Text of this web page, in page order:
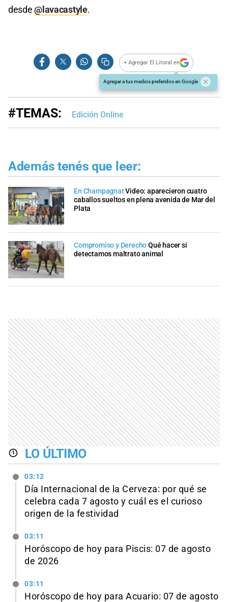
desde@lavacastyle.
+ Agregar El Litoral en
Agregar a tus medios preferidos en Google
#TEMAS: Edición Online
Además tenés que leer:
En ChampagnatVideo: aparecieron cuatro
caballos sueltos en plena avenida de Mar del
Plata
Compromiso y DerechoQué hacer si
detectamos maltrato animal
LO ÚLTIMO
03:12
Día Internacional de la Cerveza: por qué se
celebra cada 7 agosto y cuál es el curioso
origen de la festividad
03:11
Horóscopo de hoy para Piscis: 07 de agosto
de 2026
03:11
Horóscopo de hoy para Acuario: 07 de agosto